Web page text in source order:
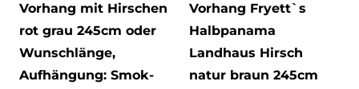
Vorhang mit Hirschen
rot grau 245cm oder
Wunschlänge,
Aufhängung: Smok-
Vorhang Fryett`s
Halbpanama
Landhaus Hirsch
natur braun 245cm